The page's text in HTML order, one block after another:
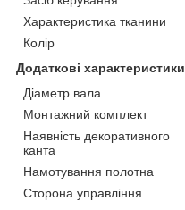
Характеристика тканини
Колір
Додаткові характеристики
Діаметр вала
Монтажний комплект
Наявність декоративного
канта
Намотування полотна
Сторона управління